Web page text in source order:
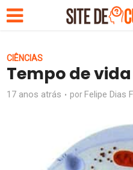
CIÊNCIAS
Tempo de
17 anos atrás por Felipe Dias